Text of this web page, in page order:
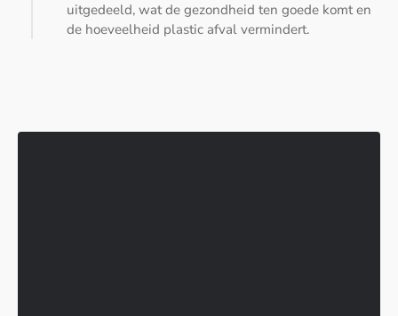
uitgedeeld, wat de gezondheid ten goede komt en
de hoeveelheid plastic afval vermindert.